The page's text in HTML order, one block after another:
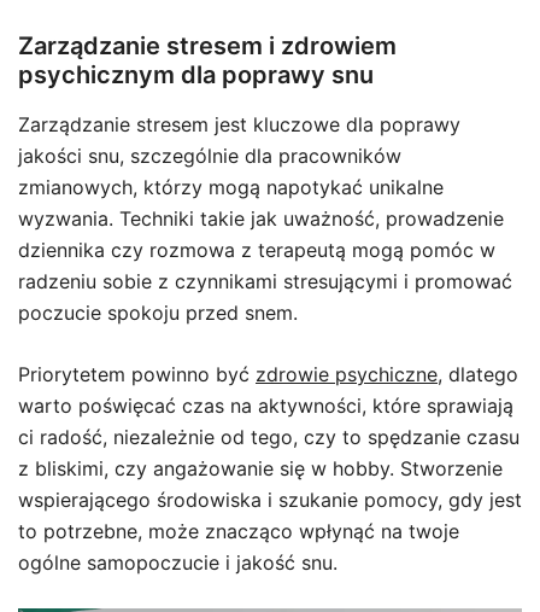
Zarządzanie stresem i zdrowiem
psychicznym dla poprawy snu
Zarządzanie stresem jest kluczowe dla poprawy
jakości snu, szczególnie dla pracowników
zmianowych, którzy mogą napotykać unikalne
wyzwania. Techniki takie jak uważność, prowadzenie
dziennika czy rozmowa z terapeutą mogą pomóc w
radzeniu sobie z czynnikami stresującymi i promować
poczucie spokoju przed snem.
Priorytetem powinno być zdrowie psychiczne, dlatego
warto poświęcać czas na aktywności, które sprawiają
ci radość, niezależnie od tego, czy to spędzanie czasu
z bliskimi, czy angażowanie się w hobby. Stworzenie
wspierającego środowiska i szukanie pomocy, gdy jest
to potrzebne, może znacząco wpłynąć na twoje
ogólne samopoczucie i jakość snu.